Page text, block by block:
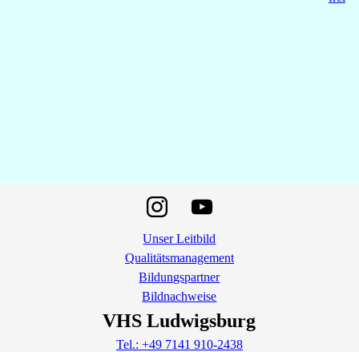
Unser Leitbild
Qualitätsmanagement
Bildungspartner
Bildnachweise
VHS Ludwigsburg
Tel.: +49 7141 910-2438